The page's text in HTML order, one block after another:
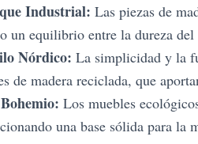
Industrial: Las piezas de
un equilibrio entre la dureza
Nórdico: La simplicidad y la
de madera reciclada, que
Los muebles
una base sólida para la